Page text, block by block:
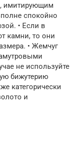
имитирующим
спокойно
• Если в
камни, то они
• Жемчуг
не используйте
бижутерию
категорически
и